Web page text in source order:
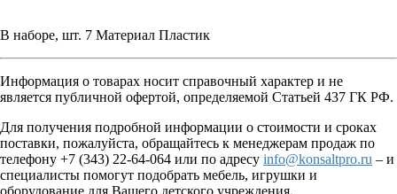
В наборе, шт. 7 Материал Пластик
Информация о товарах носит справочный характер и не
является публичной офертой, определяемой Статьей 437 ГК РФ.
Для получения подробной информации о стоимости и сроках
поставки, пожалуйста, обращайтесь к менеджерам продаж по
телефону +7 (343) 22-64-064 или по адресу info@konsaltpro.ru – и
специалисты помогут подобрать мебель, игрушки и
оборудование для Вашего детского учреждения.